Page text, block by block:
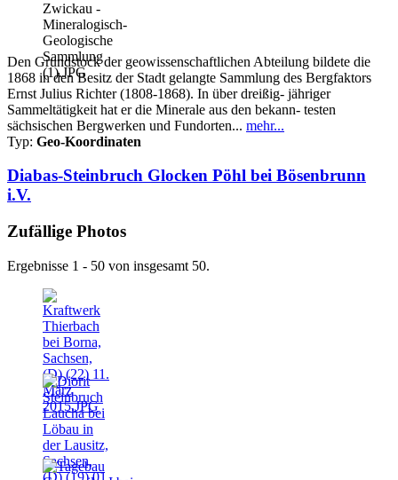
Den Grundstock der geowissenschaftlichen Abteilung bildete die
1868 in den Besitz der Stadt gelangte Sammlung des Bergfaktors
Ernst Julius Richter (1808-1868). In über dreißig- jähriger
Sammeltätigkeit hat er die Minerale aus den bekann- testen
sächsischen Bergwerken und Fundorten... mehr...
Typ: Geo-Koordinaten
Diabas-Steinbruch Glocken Pöhl bei Bösenbrunn
i.V.
Zufällige Photos
Ergebnisse 1 - 50 von insgesamt 50.